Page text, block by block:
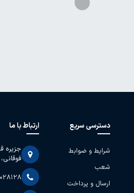
دسترسی سریع
شرایط و ضوابط
شعب
ارسال و پرداخت
ارتباط با ما
جزیره
فوقانی،